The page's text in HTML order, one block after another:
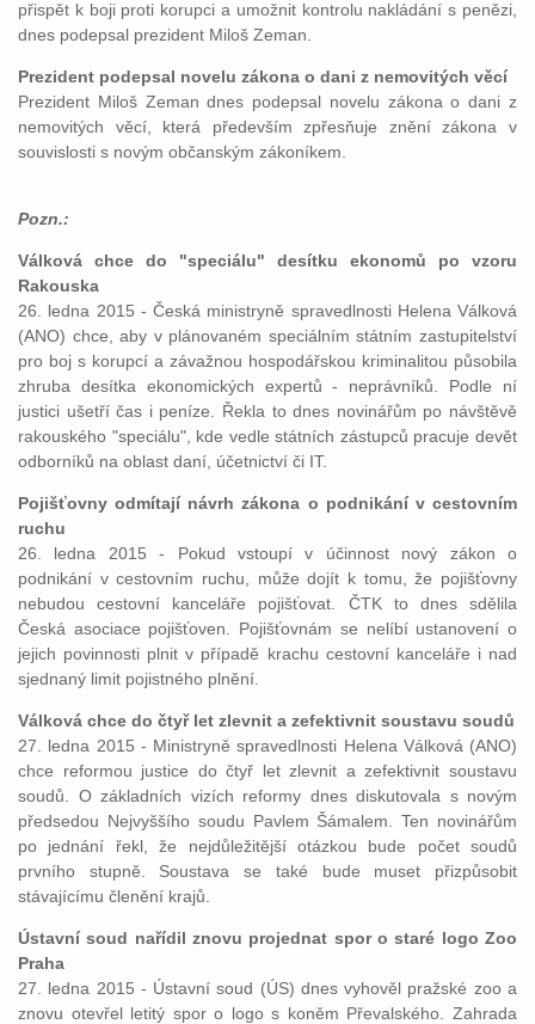
přispět k boji proti korupci a umožnit kontrolu nakládání s penězi,
dnes podepsal prezident Miloš Zeman.
Prezident podepsal novelu zákona o dani z nemovitých věcí
Prezident Miloš Zeman dnes podepsal novelu zákona o dani z
nemovitých věcí, která především zpřesňuje znění zákona v
souvislosti s novým občanským zákoníkem.
Pozn.:
Válková chce do "speciálu" desítku ekonomů po vzoru
Rakouska
26. ledna 2015 - Česká ministryně spravedlnosti Helena Válková
(ANO) chce, aby v plánovaném speciálním státním zastupitelství
pro boj s korupcí a závažnou hospodářskou kriminalitou působila
zhruba desítka ekonomických expertů - neprávníků. Podle ní
justici ušetří čas i peníze. Řekla to dnes novinářům po návštěvě
rakouského "speciálu", kde vedle státních zástupců pracuje devět
odborníků na oblast daní, účetnictví či IT.
Pojišťovny odmítají návrh zákona o podnikání v cestovním
ruchu
26. ledna 2015 - Pokud vstoupí v účinnost nový zákon o
podnikání v cestovním ruchu, může dojít k tomu, že pojišťovny
nebudou cestovní kanceláře pojišťovat. ČTK to dnes sdělila
Česká asociace pojišťoven. Pojišťovnám se nelíbí ustanovení o
jejich povinnosti plnit v případě krachu cestovní kanceláře i nad
sjednaný limit pojistného plnění.
Válková chce do čtyř let zlevnit a zefektivnit soustavu soudů
27. ledna 2015 - Ministryně spravedlnosti Helena Válková (ANO)
chce reformou justice do čtyř let zlevnit a zefektivnit soustavu
soudů. O základních vizích reformy dnes diskutovala s novým
předsedou Nejvyššího soudu Pavlem Šámalem. Ten novinářům
po jednání řekl, že nejdůležitější otázkou bude počet soudů
prvního stupně. Soustava se také bude muset přizpůsobit
stávajícímu členění krajů.
Ústavní soud nařídil znovu projednat spor o staré logo Zoo
Praha
27. ledna 2015 - Ústavní soud (ÚS) dnes vyhověl pražské zoo a
znovu otevřel letitý spor o logo s koněm Převalského. Zahrada